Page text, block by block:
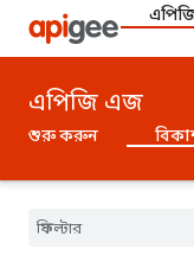
এপিজি এজ
শুরু করুন